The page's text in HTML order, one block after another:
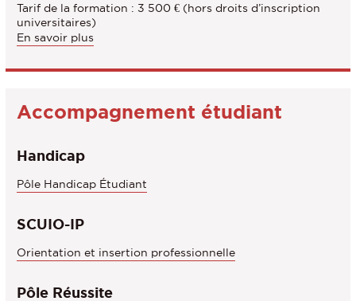
Tarif de la formation : 3 500 € (hors droits d’inscription
universitaires)
En savoir plus
Accompagnement étudiant
Handicap
Pôle Handicap Étudiant
SCUIO-IP
Orientation et insertion professionnelle
Pôle Réussite